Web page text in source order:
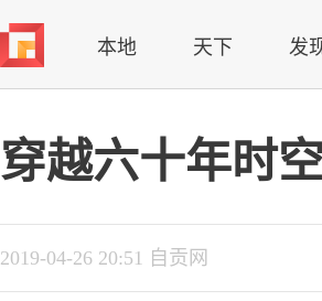
本地 天下 发
穿越六十年时
2019-04-26 20:51 自贡网